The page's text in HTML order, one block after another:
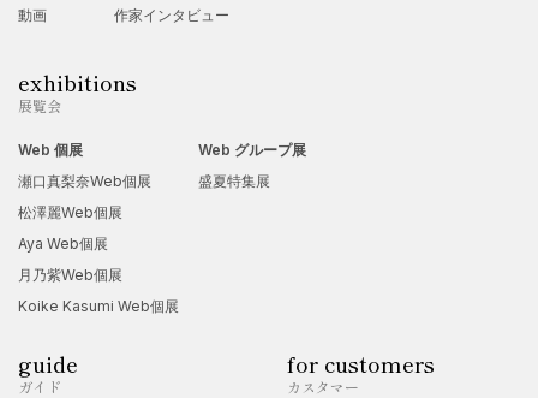
動画 作家インタビュー
exhibitions
展覧会
Web 個展
瀬口真梨奈Web個展
松澤麗Web個展
Aya Web個展
月乃紫Web個展
Koike Kasumi Web個展
Web グループ展
盛夏特集展
guide
ガイド
for customers
カスタマー